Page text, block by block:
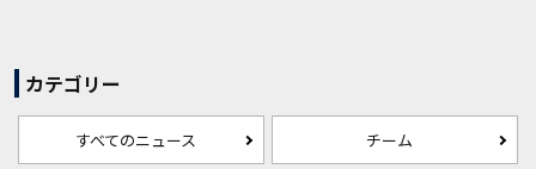
カテゴリー
すべてのニュース チーム